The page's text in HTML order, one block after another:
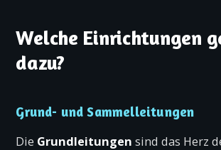
Welche Einrichtungen
dazu?
Grund- und Sammelleitungen
Die Grundleitungen sind das Herz